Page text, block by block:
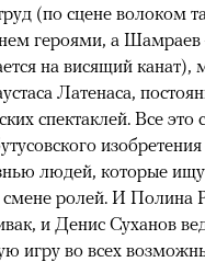
(по сцене волоком
героями, а
на висящий канат),
Латенаса,
спектаклей. Все это
людей, которые
смене ролей. И Полина
и Денис Суханов
игру во всех